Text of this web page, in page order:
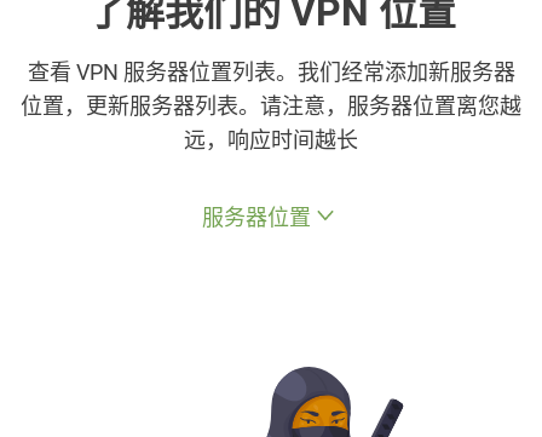
了解我们的 VPN 位置
查看 VPN 服务器位置列表。我们经常添加新服务器
位置，更新服务器列表。请注意，服务器位置离您越
远，响应时间越长
服务器位置